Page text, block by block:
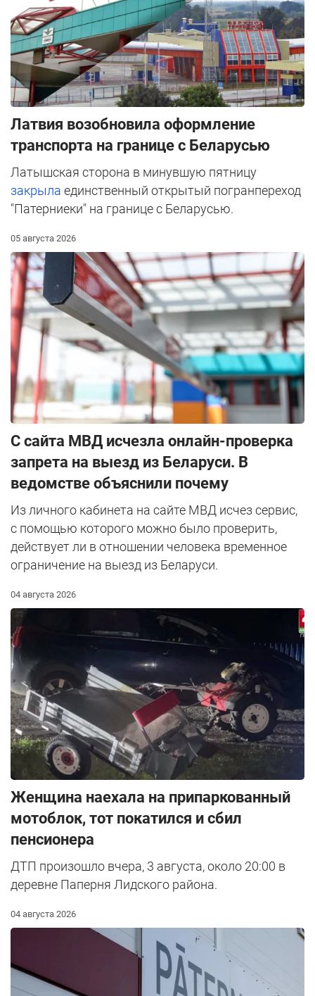
Латвия возобновила оформление
транспорта на границе с Беларусью
Латышская сторона в минувшую пятницу
закрыла единственный открытый погранпереход
"Патерниеки" на границе с Беларусью.
05 августа 2026
С сайта МВД исчезла онлайн-проверка
запрета на выезд из Беларуси. В
ведомстве объяснили почему
Из личного кабинета на сайте МВД исчез сервис,
с помощью которого можно было проверить,
действует ли в отношении человека временное
ограничение на выезд из Беларуси.
04 августа 2026
Женщина наехала на припаркованный
мотоблок, тот покатился и сбил
пенсионера
ДТП произошло вчера, 3 августа, около 20:00 в
деревне Паперня Лидского района.
04 августа 2026